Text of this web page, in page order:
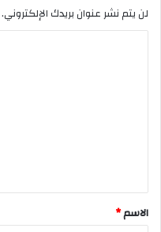
لن يتم نشر عنوان بريدك الإلكتروني.
*
الاسم*